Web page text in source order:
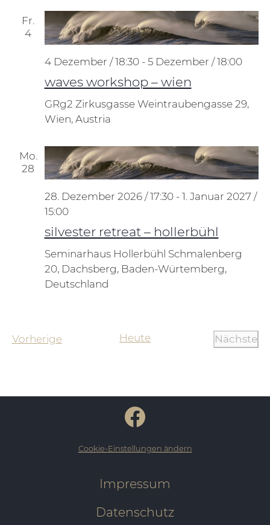
Fr.
4
waves workshop – wien
4 Dezember / 18:30- 5 Dezember / 18:00
GRg2 Zirkusgasse Weintraubengasse 29,
Wien, Austria
Mo.
28
silvester retreat – hollerbühl
28. Dezember 2026 / 17:30- 1. Januar 2027 /
15:00
Seminarhaus Hollerbühl Schmalenberg
20, Dachsberg, Baden-Würtemberg,
Deutschland
VorherigeVeranstaltungen
Heute
Nächste
Cookie-Einstellungen ändern
Impressum
Datenschutz